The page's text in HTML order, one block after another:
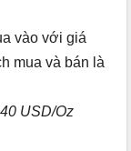
vào với giá
mua và bán là
USD/Oz